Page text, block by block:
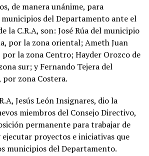
de manera unánime, para
del Departamento ante el
la C.R.A, son: José Rúa del municipio
por la zona oriental; Ameth Juan
por la zona Centro; Hayder Orozco de
sur; y Fernando Tejera del
zona Costera.
Jesús León Insignares, dio la
miembros del Consejo Directivo,
permanente para trabajar de
proyectos e iniciativas que
municipios del Departamento.